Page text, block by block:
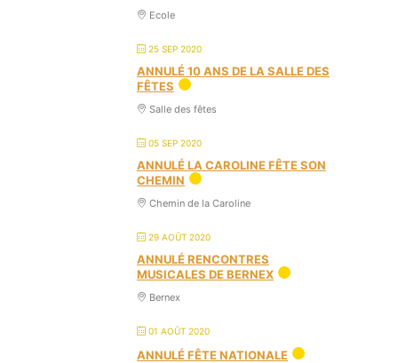
Ecole
25 SEP 2020
ANNULÉ 10 ANS DE LA SALLE DES
FÊTES
Salle des fêtes
05 SEP 2020
ANNULÉ LA CAROLINE FÊTE SON
CHEMIN
Chemin de la Caroline
29 AOÛT 2020
ANNULÉ RENCONTRES
MUSICALES DE BERNEX
Bernex
01 AOÛT 2020
ANNULÉ FÊTE NATIONALE